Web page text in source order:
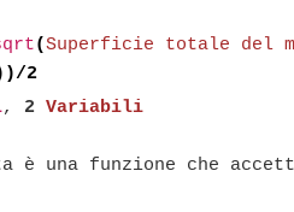
(Superficie totale del
2
, 2 Variabili
è una funzione che